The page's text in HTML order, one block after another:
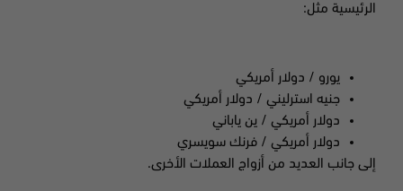
الرئيسية مثل:
يورو / دولار أمريكي
جنيه استرليني / دولار أمريكي
دولار أمريكي / ين ياباني
دولار أمريكي / فرنك سويسري
إلى جانب العديد من أزواج العملات الأخرى.